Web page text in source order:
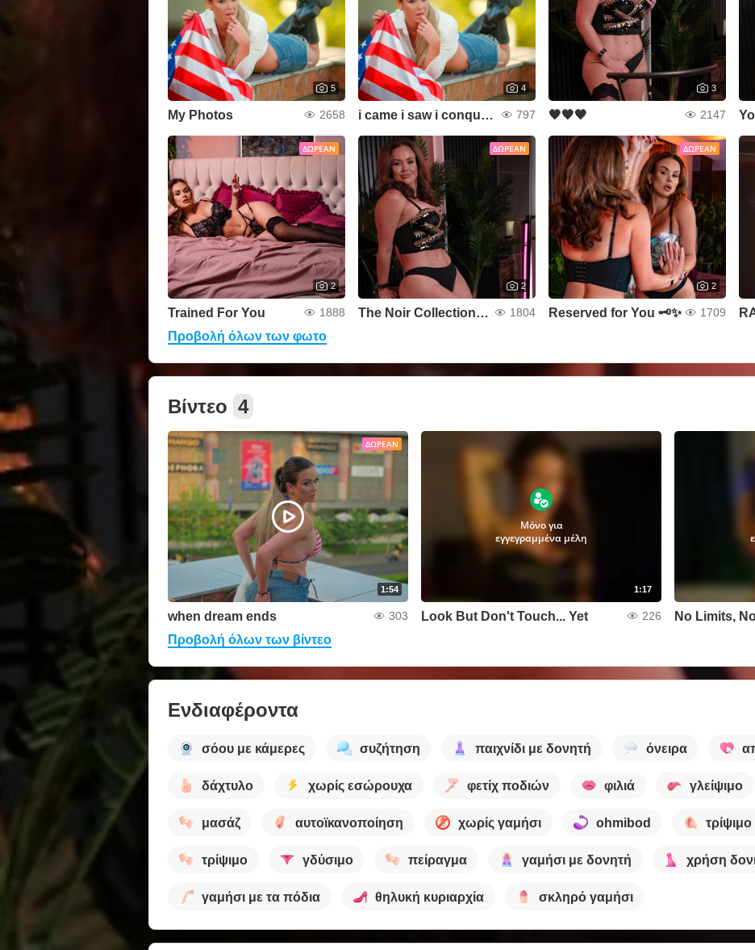
5
My Photos 2658
4
i came i saw i conquered 797
3
🖤🖤🖤 2147
ΔΩΡΕΆΝ
2
Trained For You 1888
ΔΩΡΕΆΝ
2
The Noir Collection 🎞️🖤 1804
ΔΩΡΕΆΝ
2
Reserved for You 🗝️✨ 1709
Προβολή όλων των φωτο
Βίντεο 4
ΔΩΡΕΆΝ
1:54
when dream ends 303
1:17
Μόνο για
εγγεγραμμένα μέλη
Look But Don't Touch... Yet 226 No Limits,
Προβολή όλων των βίντεο
Ενδιαφέροντα
σόου με κάμερες συζήτηση παιχνίδι με δονητή όνειρα
δάχτυλο χωρίς εσώρουχα φετίχ ποδιών φιλιά γλείψιμο
μασάζ αυτοϊκανοποίηση χωρίς γαμήσι ohmibod
τρίψιμο γδύσιμο πείραγμα γαμήσι με δονητή χρήση
γαμήσι με τα πόδια θηλυκή κυριαρχία σκληρό γαμήσι